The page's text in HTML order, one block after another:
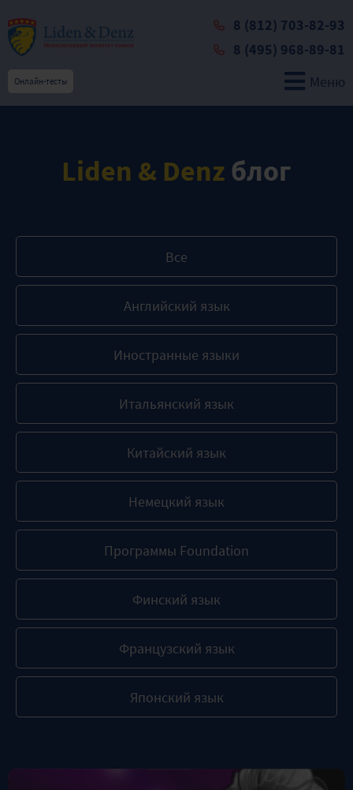
8 (812) 703-82-93
8 (495) 968-89-81
Онлайн-тесты Меню
Liden & Denz блог
Все
Английский язык
Иностранные языки
Итальянский язык
Китайский язык
Немецкий язык
Программы Foundation
Финский язык
Французский язык
Японский язык